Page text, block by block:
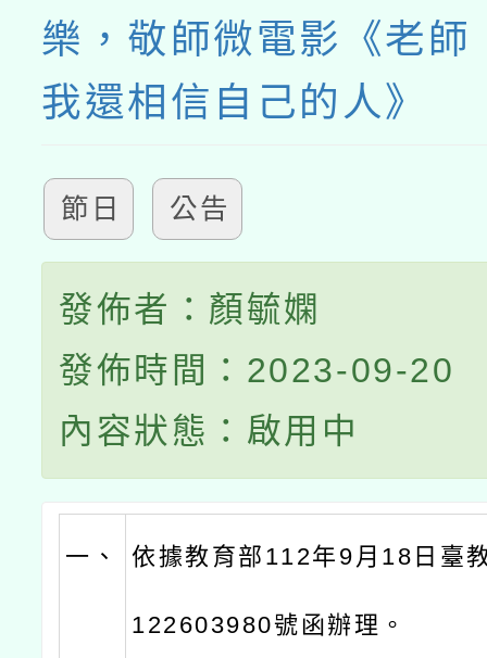
樂，敬師微電影《老師
我還相信自己的人》
節日 公告
發佈者：顏毓嫻
發佈時間：2023-09-20
內容狀態：啟用中
一、 依據教育部112年9月18日臺
122603980號函辦理。